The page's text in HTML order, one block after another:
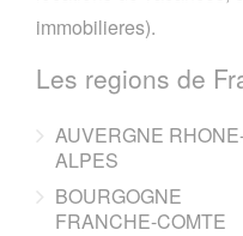
immobilieres).
Les regions de
AUVERGNE
ALPES
BOURGOGNE
FRANCHE-COMTE